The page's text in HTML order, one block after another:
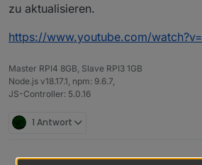
zu aktualisieren.
https://www.youtube.com/
Master RPI4 8GB, Slave RPI3 1GB
Node.js v18.17.1, npm: 9.6.7,
JS-Controller: 5.0.16
1 Antwort